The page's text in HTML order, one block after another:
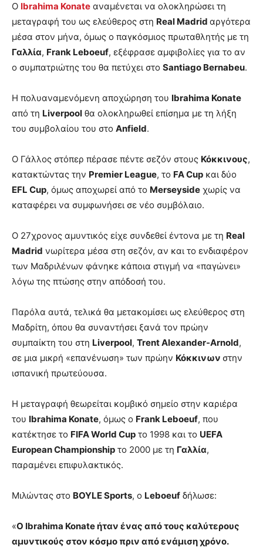
Ο Ibrahima Konate αναμένεται να ολοκληρώσει τη
μεταγραφή του ως ελεύθερος στη Real Madrid αργότερα
μέσα στον μήνα, όμως ο παγκόσμιος πρωταθλητής με τη
Γαλλία, Frank Leboeuf, εξέφρασε αμφιβολίες για το αν
ο συμπατριώτης του θα πετύχει στο Santiago Bernabeu.
Η πολυαναμενόμενη αποχώρηση του Ibrahima Konate
από τη Liverpool θα ολοκληρωθεί επίσημα με τη λήξη
του συμβολαίου του στο Anfield.
Ο Γάλλος στόπερ πέρασε πέντε σεζόν στους Κόκκινους,
κατακτώντας την Premier League, το FA Cup και δύο
EFL Cup, όμως αποχωρεί από το Merseyside χωρίς να
καταφέρει να συμφωνήσει σε νέο συμβόλαιο.
Ο 27χρονος αμυντικός είχε συνδεθεί έντονα με τη Real
Madrid νωρίτερα μέσα στη σεζόν, αν και το ενδιαφέρον
των Μαδριλένων φάνηκε κάποια στιγμή να «παγώνει»
λόγω της πτώσης στην απόδοσή του.
Παρόλα αυτά, τελικά θα μετακομίσει ως ελεύθερος στη
Μαδρίτη, όπου θα συναντήσει ξανά τον πρώην
συμπαίκτη του στη Liverpool, Trent Alexander-Arnold,
σε μια μικρή «επανένωση» των πρώην Κόκκινων στην
ισπανική πρωτεύουσα.
Η μεταγραφή θεωρείται κομβικό σημείο στην καριέρα
του Ibrahima Konate, όμως ο Frank Leboeuf, που
κατέκτησε το FIFA World Cup το 1998 και το UEFA
European Championship το 2000 με τη Γαλλία,
παραμένει επιφυλακτικός.
Μιλώντας στο BOYLE Sports, ο Leboeuf δήλωσε:
«Ο Ibrahima Konate ήταν ένας από τους καλύτερους
αμυντικούς στον κόσμο πριν από ενάμιση χρόνο.